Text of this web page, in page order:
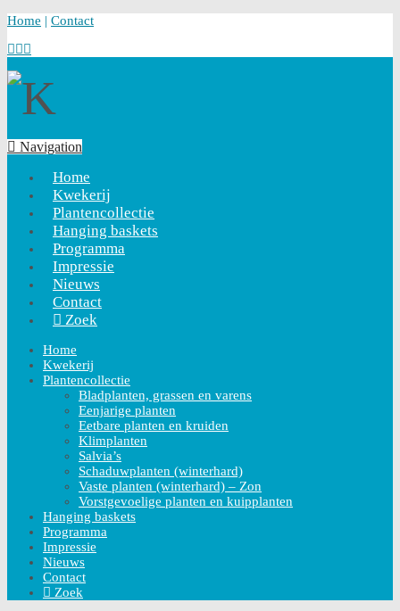
Home | Contact
Navigation
Home
Kwekerij
Plantencollectie
Hanging baskets
Programma
Impressie
Nieuws
Contact
Zoek
Home
Kwekerij
Plantencollectie
Bladplanten, grassen en varens
Eenjarige planten
Eetbare planten en kruiden
Klimplanten
Salvia’s
Schaduwplanten (winterhard)
Vaste planten (winterhard) – Zon
Vorstgevoelige planten en kuipplanten
Hanging baskets
Programma
Impressie
Nieuws
Contact
Zoek